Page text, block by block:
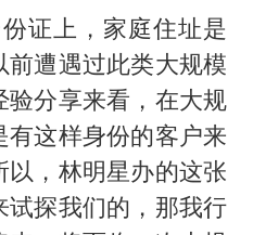
证上，家庭住址是
遭遇过此类大规模
分享来看，在大规
这样身份的客户来
，林明星办的这张
探我们的，那我行